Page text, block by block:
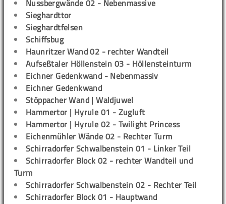
Nussbergwände 02 - Nebenmassive
Sieghardttor
Sieghardtfelsen
Schiffsbug
Haunritzer Wand 02 - rechter Wandteil
Aufseßtaler Höllenstein 03 - Höllensteinturm
Eichner Gedenkwand - Nebenmassiv
Eichner Gedenkwand
Stöppacher Wand | Waldjuwel
Hammertor | Hyrule 01 - Zugluft
Hammertor | Hyrule 02 - Twilight Princess
Eichenmühler Wände 02 - Rechter Turm
Schirradorfer Schwalbenstein 01 - Linker Teil
Schirradorfer Block 02 - rechter Wandteil und
Turm
Schirradorfer Schwalbenstein 02 - Rechter Teil
Schirradorfer Block 01 - Hauptwand